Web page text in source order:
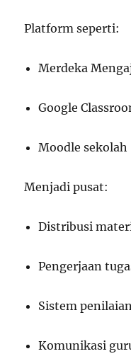
Platform seperti:
Merdeka
Google
Moodle sekolah
Menjadi pusat:
Distribusi
Pengerjaan
Sistem
Komunikasi